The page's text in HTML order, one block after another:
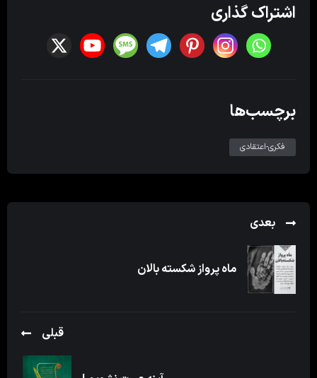
اشتراک گذاری
برچسب‌ها
فکری-اعتقادی
بعدی
ماه پرواز شکسته بالان
قبلی